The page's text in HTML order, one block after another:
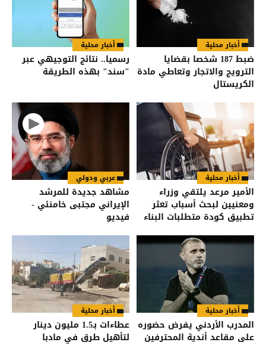
أخبار محلية
ضبط 187 شخصا بقضايا
الترويج والاتجار وتعاطي مادة
الكريستال
أخبار محلية
رسميا.. نتائج التوجيهي عبر
"سند" بهذه الطريقة
أخبار محلية
الأمير مرعد يلتقي وزراء
ومعنيين لبحث أسباب تعثر
تطبيق كودة متطلبات البناء
عربي ودولي
مشاهد جديدة للمرشد
الإيراني مجتبى خامنئي -
فيديو
أخبار محلية
المدرب الأردني يفرض حضوره
على مقاعد أندية المحترفين
أخبار محلية
عطاءات بـ1.5 مليون دينار
لتأهيل طرق في مادبا